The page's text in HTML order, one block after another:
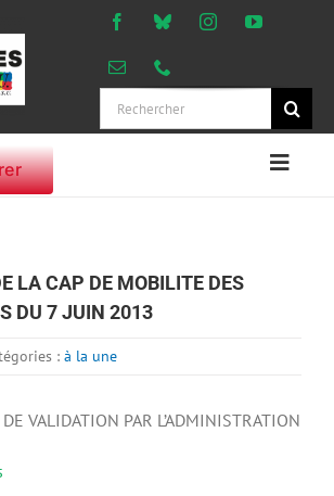
Rechercher:
ORIENTATIONS
PROFESSIONNELLES
VIE SYNDICALE
LA CAP DE MOBILITE DES
DU 7 JUIN 2013
: à la une
VALIDATION PAR L’ADMINISTRATION